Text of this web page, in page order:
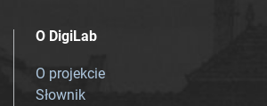
O DigiLab
O projekcie
Słownik